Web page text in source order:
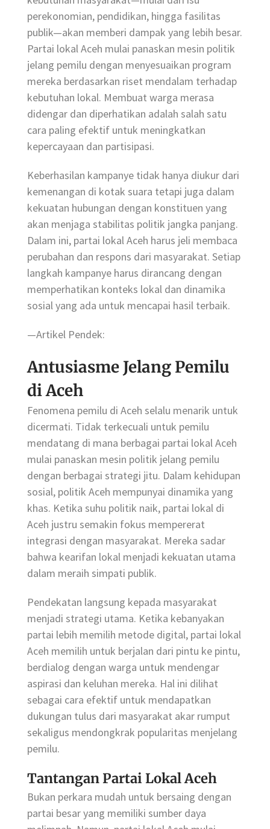
perekonomian, pendidikan, hingga fasilitas
publik—akan memberi dampak yang lebih besar.
Partai lokal Aceh mulai panaskan mesin politik
jelang pemilu dengan menyesuaikan program
mereka berdasarkan riset mendalam terhadap
kebutuhan lokal. Membuat warga merasa
didengar dan diperhatikan adalah salah satu
cara paling efektif untuk meningkatkan
kepercayaan dan partisipasi.
Keberhasilan kampanye tidak hanya diukur dari
kemenangan di kotak suara tetapi juga dalam
kekuatan hubungan dengan konstituen yang
akan menjaga stabilitas politik jangka panjang.
Dalam ini, partai lokal Aceh harus jeli membaca
perubahan dan respons dari masyarakat. Setiap
langkah kampanye harus dirancang dengan
memperhatikan konteks lokal dan dinamika
sosial yang ada untuk mencapai hasil terbaik.
—Artikel Pendek:
Antusiasme Jelang Pemilu
di Aceh
Fenomena pemilu di Aceh selalu menarik untuk
dicermati. Tidak terkecuali untuk pemilu
mendatang di mana berbagai partai lokal Aceh
mulai panaskan mesin politik jelang pemilu
dengan berbagai strategi jitu. Dalam kehidupan
sosial, politik Aceh mempunyai dinamika yang
khas. Ketika suhu politik naik, partai lokal di
Aceh justru semakin fokus mempererat
integrasi dengan masyarakat. Mereka sadar
bahwa kearifan lokal menjadi kekuatan utama
dalam meraih simpati publik.
Pendekatan langsung kepada masyarakat
menjadi strategi utama. Ketika kebanyakan
partai lebih memilih metode digital, partai lokal
Aceh memilih untuk berjalan dari pintu ke pintu,
berdialog dengan warga untuk mendengar
aspirasi dan keluhan mereka. Hal ini dilihat
sebagai cara efektif untuk mendapatkan
dukungan tulus dari masyarakat akar rumput
sekaligus mendongkrak popularitas menjelang
pemilu.
Tantangan Partai Lokal Aceh
Bukan perkara mudah untuk bersaing dengan
partai besar yang memiliki sumber daya